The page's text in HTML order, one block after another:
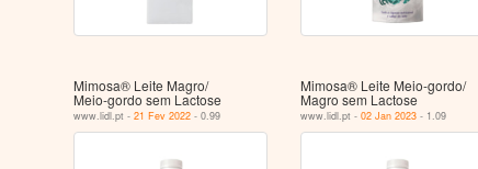
Mimosa® Leite Magro/
Meio‑gordo sem Lactose
www.lidl.pt -21 Fev 2022 - 0.99
Mimosa® Leite Meio-gordo/
Magro sem Lactose
www.lidl.pt - 02 Jan 2023- 1.09